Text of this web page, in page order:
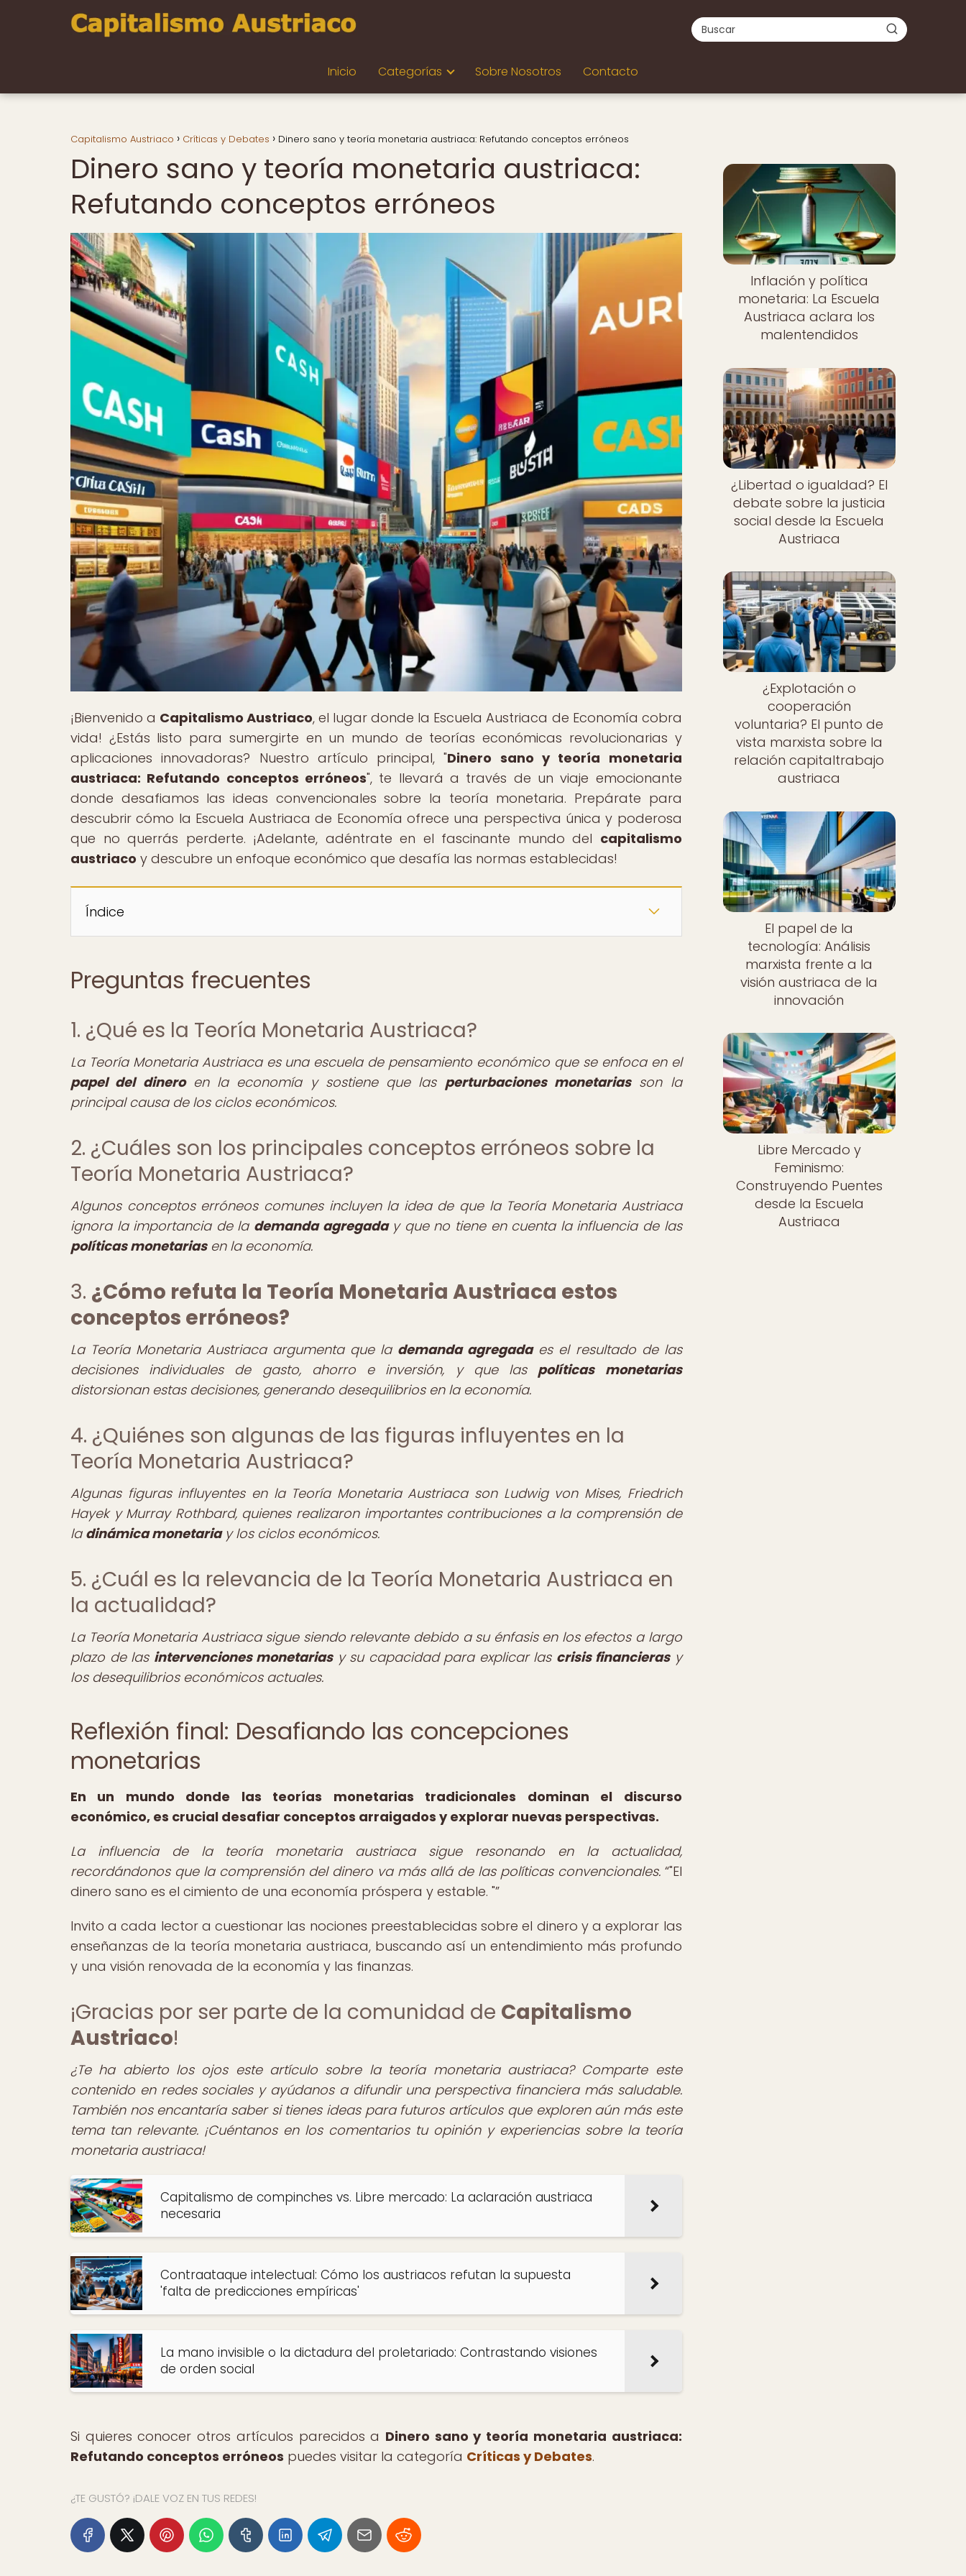
Inicio Categorías Sobre Nosotros Contacto
Capitalismo Austriaco Críticas y Debates Dinero sano y teoría monetaria austriaca: Refutando conceptos erróneos
Dinero sano y teoría monetaria austriaca:
Refutando conceptos erróneos
¡Bienvenido a Capitalismo Austriaco, el lugar donde la Escuela Austriaca de Economía cobra
vida! ¿Estás listo para sumergirte en un mundo de teorías económicas revolucionarias y
aplicaciones innovadoras? Nuestro artículo principal, "Dinero sano y teoría monetaria
austriaca: Refutando conceptos erróneos", te llevará a través de un viaje emocionante
donde desafiamos las ideas convencionales sobre la teoría monetaria. Prepárate para
descubrir cómo la Escuela Austriaca de Economía ofrece una perspectiva única y poderosa
que no querrás perderte. ¡Adelante, adéntrate en el fascinante mundo del capitalismo
austriaco y descubre un enfoque económico que desafía las normas establecidas!
Índice
Preguntas frecuentes
1. ¿Qué es la Teoría Monetaria Austriaca?
La Teoría Monetaria Austriaca es una escuela de pensamiento económico que se enfoca en el
papel del dineroen la economía y sostiene que las perturbaciones monetariasson la
principal causa de los ciclos económicos.
2. ¿Cuáles son los principales conceptos erróneos sobre la
Teoría Monetaria Austriaca?
Algunos conceptos erróneos comunes incluyen la idea de que la Teoría Monetaria Austriaca
ignora la importancia de la demanda agregaday que no tiene en cuenta la influencia de las
políticas monetariasen la economía.
3. ¿Cómo refuta la Teoría Monetaria Austriaca estos
conceptos erróneos?
La Teoría Monetaria Austriaca argumenta que la demanda agregadaes el resultado de las
decisiones individuales de gasto, ahorro e inversión, y que las políticas monetarias
distorsionan estas decisiones, generando desequilibrios en la economía.
4. ¿Quiénes son algunas de las figuras influyentes en la
Teoría Monetaria Austriaca?
Algunas figuras influyentes en la Teoría Monetaria Austriaca son Ludwig von Mises, Friedrich
Hayek y Murray Rothbard, quienes realizaron importantes contribuciones a la comprensión de
la dinámica monetariay los ciclos económicos.
5. ¿Cuál es la relevancia de la Teoría Monetaria Austriaca en
la actualidad?
La Teoría Monetaria Austriaca sigue siendo relevante debido a su énfasis en los efectos a largo
plazo de las intervenciones monetariasy su capacidad para explicar las crisis financierasy
los desequilibrios económicos actuales.
Reflexión final: Desafiando las concepciones
monetarias
En un mundo donde las teorías monetarias tradicionales dominan el discurso
económico, es crucial desafiar conceptos arraigados y explorar nuevas perspectivas.
La influencia de la teoría monetaria austriaca sigue resonando en la actualidad,
recordándonos que la comprensión del dinero va más allá de las políticas convencionales. "El
dinero sano es el cimiento de una economía próspera y estable. "
Invito a cada lector a cuestionar las nociones preestablecidas sobre el dinero y a explorar las
enseñanzas de la teoría monetaria austriaca, buscando así un entendimiento más profundo
y una visión renovada de la economía y las finanzas.
¡Gracias por ser parte de la comunidad de Capitalismo
Austriaco!
¿Te ha abierto los ojos este artículo sobre la teoría monetaria austriaca? Comparte este
contenido en redes sociales y ayúdanos a difundir una perspectiva financiera más saludable.
También nos encantaría saber si tienes ideas para futuros artículos que exploren aún más este
tema tan relevante. ¡Cuéntanos en los comentarios tu opinión y experiencias sobre la teoría
monetaria austriaca!
Capitalismo de compinches vs. Libre mercado: La aclaración austriaca
necesaria
Contraataque intelectual: Cómo los austriacos refutan la supuesta
'falta de predicciones empíricas'
La mano invisible o la dictadura del proletariado: Contrastando visiones
de orden social
Si quieres conocer otros artículos parecidos a Dinero sano y teoría monetaria austriaca:
Refutando conceptos erróneos puedes visitar la categoría Críticas y Debates.
¿TE GUSTÓ? ¡DALE VOZ EN TUS REDES!
Inflación y política
monetaria: La Escuela
Austriaca aclara los
malentendidos
¿Libertad o igualdad? El
debate sobre la justicia
social desde la Escuela
Austriaca
¿Explotación o
cooperación
voluntaria? El punto de
vista marxista sobre la
relación capitaltrabajo
austriaca
El papel de la
tecnología: Análisis
marxista frente a la
visión austriaca de la
innovación
Libre Mercado y
Feminismo:
Construyendo Puentes
desde la Escuela
Austriaca